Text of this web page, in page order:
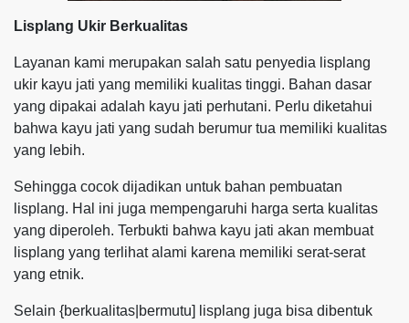
Lisplang Ukir Berkualitas
Layanan kami merupakan salah satu penyedia lisplang
ukir kayu jati yang memiliki kualitas tinggi. Bahan dasar
yang dipakai adalah kayu jati perhutani. Perlu diketahui
bahwa kayu jati yang sudah berumur tua memiliki kualitas
yang lebih.
Sehingga cocok dijadikan untuk bahan pembuatan
lisplang. Hal ini juga mempengaruhi harga serta kualitas
yang diperoleh. Terbukti bahwa kayu jati akan membuat
lisplang yang terlihat alami karena memiliki serat-serat
yang etnik.
Selain {berkualitas|bermutu] lisplang juga bisa dibentuk